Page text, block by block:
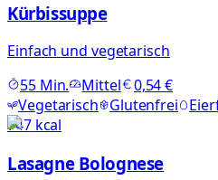
Kürbissuppe
Einfach und vegetarisch
55Min. Mittel
0,54 €
Vegetarisch
Glutenfrei
747kcal
Lasagne Bolognese